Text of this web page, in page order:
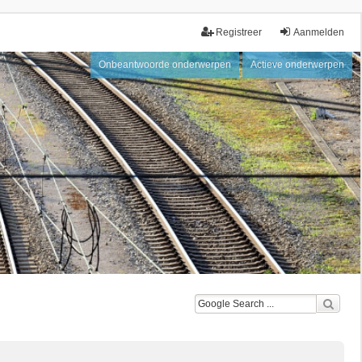
Aanmelden
Registreer
Onbeantwoorde onderwerpen Actieve onderwerpen